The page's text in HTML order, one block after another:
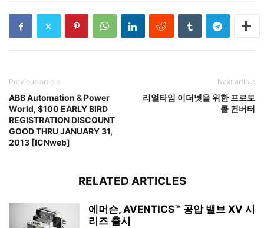
Previous article
ABB Automation & Power
World, $100 EARLY BIRD
REGISTRATION DISCOUNT
GOOD THRU JANUARY 31,
2013 [ICNweb]
Next article
리얼타임 이더넷을 위한 프로토
콜 컨버터
RELATED ARTICLES
에머슨, AVENTICS™ 공압 밸브 XV 시
리즈 출시